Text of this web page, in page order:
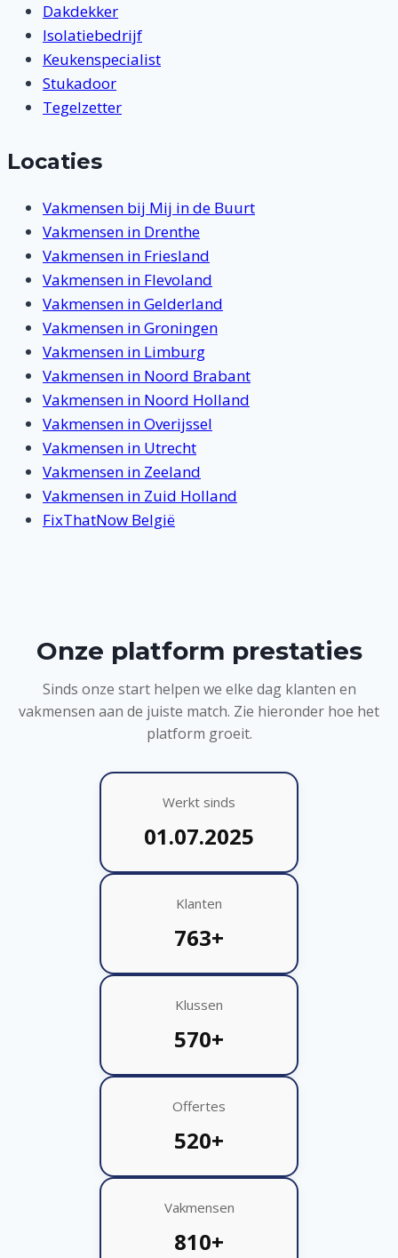
Dakdekker
Isolatiebedrijf
Keukenspecialist
Stukadoor
Tegelzetter
Locaties
Vakmensen bij Mij in de Buurt
Vakmensen in Drenthe
Vakmensen in Friesland
Vakmensen in Flevoland
Vakmensen in Gelderland
Vakmensen in Groningen
Vakmensen in Limburg
Vakmensen in Noord Brabant
Vakmensen in Noord Holland
Vakmensen in Overijssel
Vakmensen in Utrecht
Vakmensen in Zeeland
Vakmensen in Zuid Holland
FixThatNow België
Onze platform prestaties
Sinds onze start helpen we elke dag klanten en
vakmensen aan de juiste match. Zie hieronder hoe het
platform groeit.
Werkt sinds
01.07.2025
Klanten
763+
Klussen
570+
Offertes
520+
Vakmensen
810+